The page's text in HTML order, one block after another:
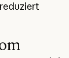
reduziert